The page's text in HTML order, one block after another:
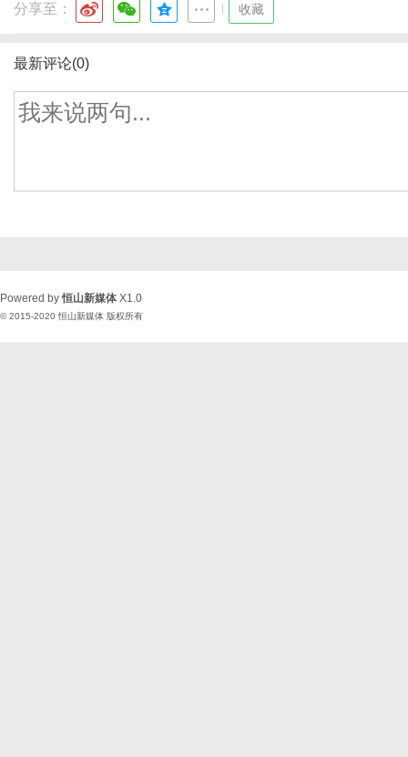
分享至： 收藏
最新评论(0)
Powered by恒山新媒体 X1.0
© 2015-2020 恒山新媒体 版权所有